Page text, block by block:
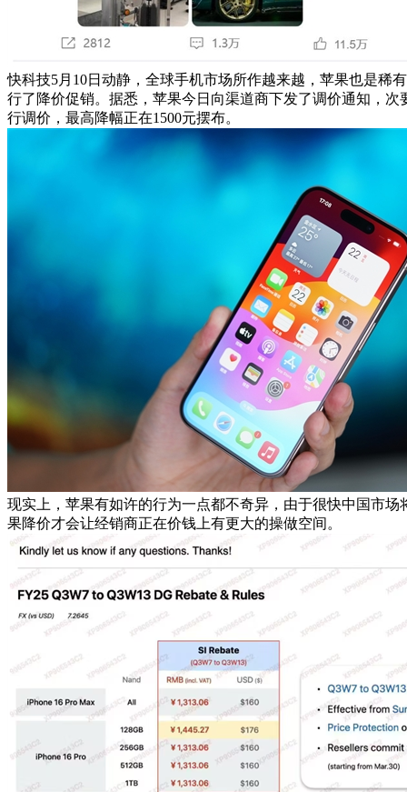
快科技5月10日动静，全球手机市场所作越来越，苹果也是稀
行了降价促销。据悉，苹果今日向渠道商下发了调价通知，次
行调价，最高降幅正在1500元摆布。
现实上，苹果有如许的行为一点都不奇异，由于很快中国市场
果降价才会让经销商正在价钱上有更大的操做空间。